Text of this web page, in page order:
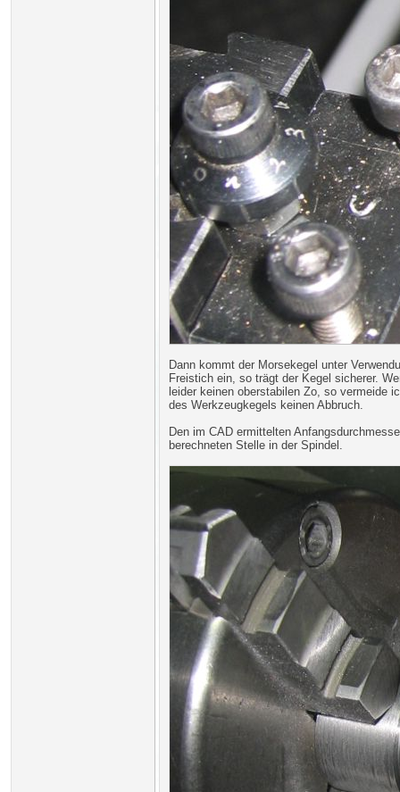
Dann kommt der Morsekegel unter
Freistich ein, so trägt der Kegel sicherer.
leider keinen oberstabilen Zo, so vermeide
des Werkzeugkegels keinen Abbruch.
Den im CAD ermittelten
berechneten Stelle in der Spindel.